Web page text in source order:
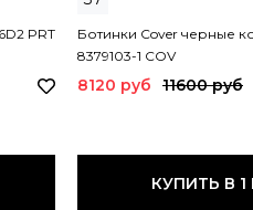
PRT
Ботинки Cover черные
8379103-1 COV
8120 руб 11600 руб